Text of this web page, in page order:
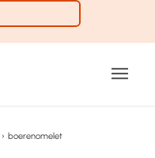
› boerenomelet